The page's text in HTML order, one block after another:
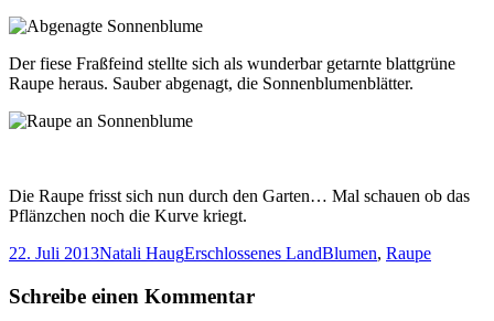
Der fiese Fraßfeind stellte sich als wunderbar getarnte blattgrüne
Raupe heraus. Sauber abgenagt, die Sonnenblumenblätter.
Die Raupe frisst sich nun durch den Garten… Mal schauen ob das
Pflänzchen noch die Kurve kriegt.
Veröffentlicht
22. Juli 2013Autor
Natali HaugKategorien
Erschlossenes LandSchlagwörter
Blumen, Raupe
Schreibe einen Kommentar